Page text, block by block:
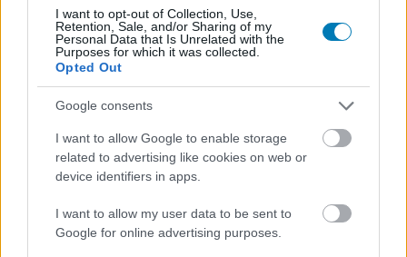
I want to opt-out of Collection, Use,
Retention, Sale, and/or Sharing of my
Personal Data that Is Unrelated with the
Purposes for which it was collected.
Opted Out
Google consents
I want to allow Google to enable storage
related to advertising like cookies on web or
device identifiers in apps.
I want to allow my user data to be sent to
Google for online advertising purposes.
akadtak ki a Metacriticet bombázó "értékeléstrollok".
"Ne nyomjátok az arcunkba a kicsellózott woke
agendát. Mi csak játszani akarunk, nem akarunk
politikával és melegekkel foglalkozni"
- írta az egyik értékelő.
Voltak ennél is durvább kommentek, amelyek hatására a
értékelések miatt átgondolják a moderációs
szabályaikat, amelyeket várhatóan megszigorítanak az